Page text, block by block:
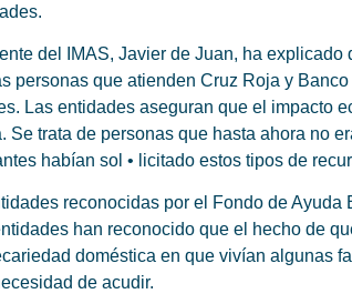
del IMAS, Javier de Juan, ha
personas que atienden Cruz Roja y
Las entidades aseguran que el impacto
Se trata de personas que hasta ahora no
habían sol • licitado estos tipos de
reconocidas por el Fondo de
han reconocido que el hecho de
doméstica en que vivían algunas
de acudir.